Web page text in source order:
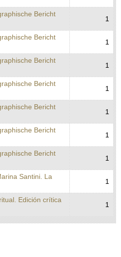
Bericht
1
Bericht
1
Bericht
1
Bericht
1
Bericht
1
Bericht
1
Bericht
1
Santini. La
1
Edición crítica
1